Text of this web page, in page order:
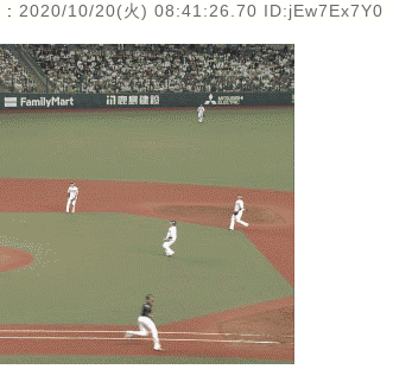
: 2020/10/20(火) 08:41:26.70 ID:jEw7Ex7Y0